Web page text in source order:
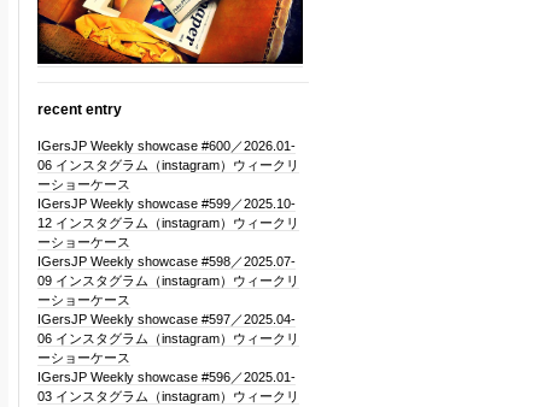
recent entry
IGersJP Weekly showcase #600／2026.01-
06 インスタグラム（instagram）ウィークリ
ーショーケース
IGersJP Weekly showcase #599／2025.10-
12 インスタグラム（instagram）ウィークリ
ーショーケース
IGersJP Weekly showcase #598／2025.07-
09 インスタグラム（instagram）ウィークリ
ーショーケース
IGersJP Weekly showcase #597／2025.04-
06 インスタグラム（instagram）ウィークリ
ーショーケース
IGersJP Weekly showcase #596／2025.01-
03 インスタグラム（instagram）ウィークリ